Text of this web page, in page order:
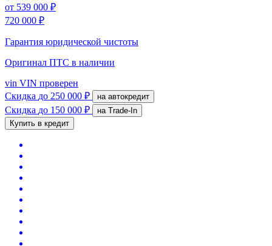
от 539 000 ₽
720 000 ₽
Гарантия юридической чистоты
Оригинал ПТС в наличии
vin VIN проверен
Скидка до 250 000 ₽ на автокредит
Скидка до 150 000 ₽
на Trade-In
Купить в кредит